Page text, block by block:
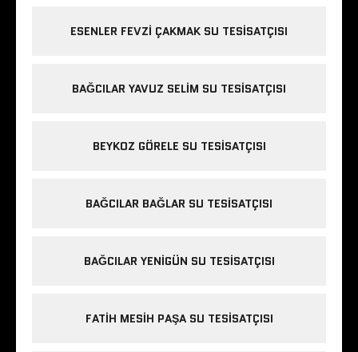
ESENLER FEVZI ÇAKMAK SU TESISATÇISI
BAĞCILAR YAVUZ SELIM SU TESISATÇISI
BEYKOZ GÖRELE SU TESISATÇISI
BAĞCILAR BAĞLAR SU TESISATÇISI
BAĞCILAR YENIGÜN SU TESISATÇISI
FATIH MESIH PAŞA SU TESISATÇISI